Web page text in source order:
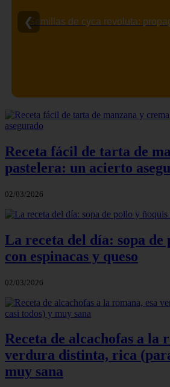
Semillas de cyca revoluta:
❮
Receta fácil de tarta de
pastelera: un acierto
02/03/2026
La receta del día: sopa de
con espinacas y queso
02/03/2026
Receta de alcachofas a la
verdura distinta, rica
muy sana